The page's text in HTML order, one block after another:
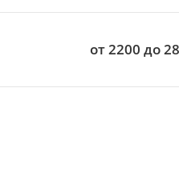
от 2200 до